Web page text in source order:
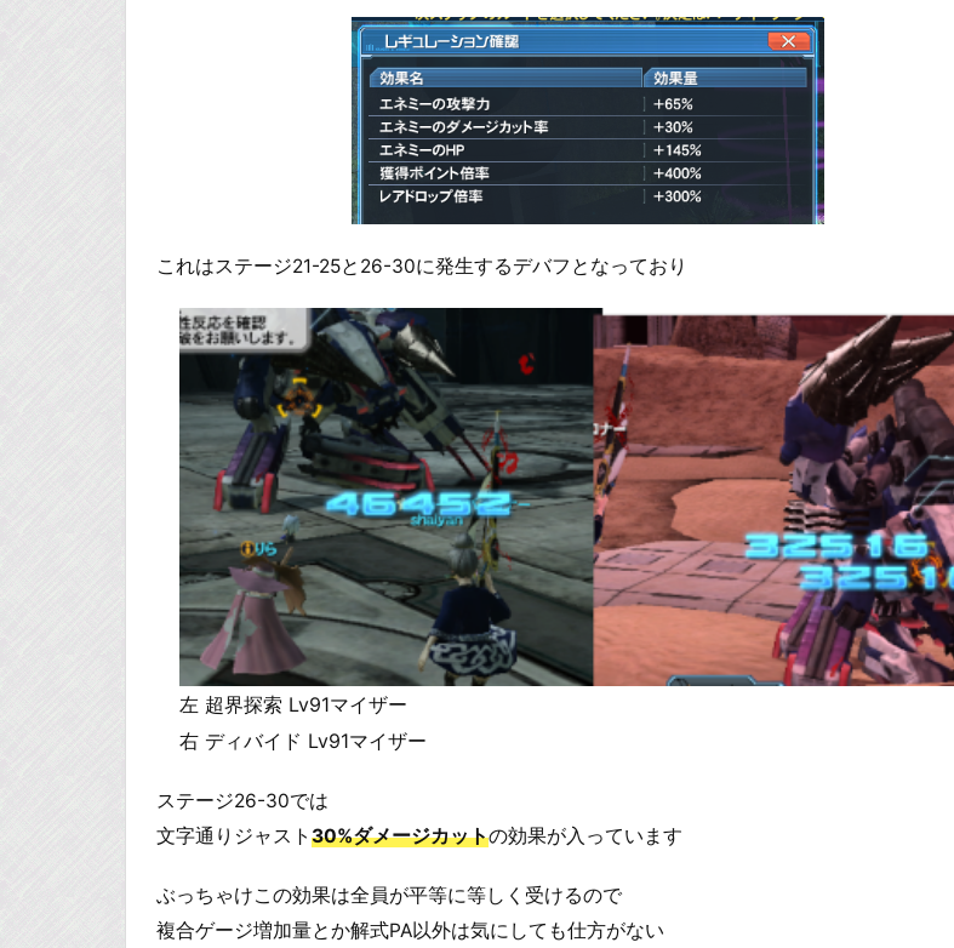
これはステージ21-25と26-30に発生するデバフとなっており
左 超界探索 Lv91マイザー
右 ディバイド Lv91マイザー
ステージ26-30では
文字通りジャスト 30%ダメージカットの効果が入っています
ぶっちゃけこの効果は全員が平等に等しく受けるので
複合ゲージ増加量とか解式PA以外は気にしても仕方がない